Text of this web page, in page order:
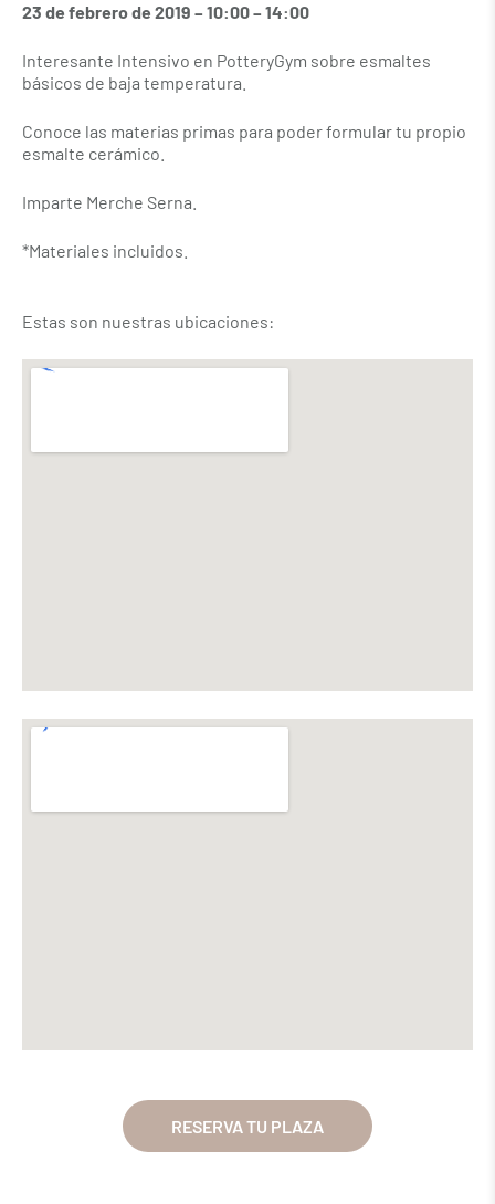
23 de febrero de 2019 – 10:00 – 14:00
Interesante Intensivo en PotteryGym sobre esmaltes
básicos de baja temperatura.
Conoce las materias primas para poder formular tu propio
esmalte cerámico.
Imparte Merche Serna.
*Materiales incluidos.
Estas son nuestras ubicaciones:
RESERVA TU PLAZA